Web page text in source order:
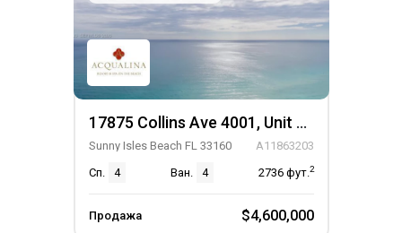
17875 Collins Ave 4001, Unit 4001
Sunny Isles Beach FL 33160
A11863203
Сп.
4 Ван. 4 2736 фут.2
Продажа $4,600,000